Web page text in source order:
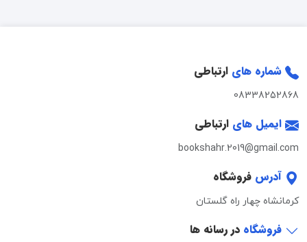
شماره های ارتباطی
08338252868
ایمیل های ارتباطی
bookshahr.2019@gmail.com
آدرس فروشگاه
کرمانشاه چهار راه گلستان
فروشگاه در رسانه ها